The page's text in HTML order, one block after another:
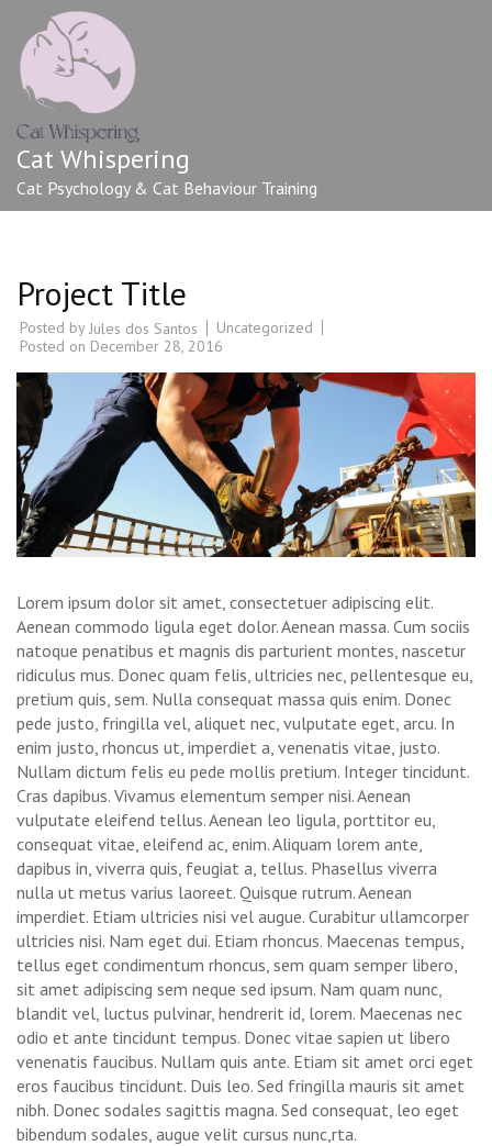
Cat Whispering
Cat Psychology & Cat Behaviour Training
Project Title
Posted by Jules dos Santos
Uncategorized
Posted on December 28, 2016
Lorem ipsum dolor sit amet, consectetuer adipiscing elit.
Aenean commodo ligula eget dolor. Aenean massa. Cum sociis
natoque penatibus et magnis dis parturient montes, nascetur
ridiculus mus. Donec quam felis, ultricies nec, pellentesque eu,
pretium quis, sem. Nulla consequat massa quis enim. Donec
pede justo, fringilla vel, aliquet nec, vulputate eget, arcu. In
enim justo, rhoncus ut, imperdiet a, venenatis vitae, justo.
Nullam dictum felis eu pede mollis pretium. Integer tincidunt.
Cras dapibus. Vivamus elementum semper nisi. Aenean
vulputate eleifend tellus. Aenean leo ligula, porttitor eu,
consequat vitae, eleifend ac, enim. Aliquam lorem ante,
dapibus in, viverra quis, feugiat a, tellus. Phasellus viverra
nulla ut metus varius laoreet. Quisque rutrum. Aenean
imperdiet. Etiam ultricies nisi vel augue. Curabitur ullamcorper
ultricies nisi. Nam eget dui. Etiam rhoncus. Maecenas tempus,
tellus eget condimentum rhoncus, sem quam semper libero,
sit amet adipiscing sem neque sed ipsum. Nam quam nunc,
blandit vel, luctus pulvinar, hendrerit id, lorem. Maecenas nec
odio et ante tincidunt tempus. Donec vitae sapien ut libero
venenatis faucibus. Nullam quis ante. Etiam sit amet orci eget
eros faucibus tincidunt. Duis leo. Sed fringilla mauris sit amet
nibh. Donec sodales sagittis magna. Sed consequat, leo eget
bibendum sodales, augue velit cursus nunc,rta.